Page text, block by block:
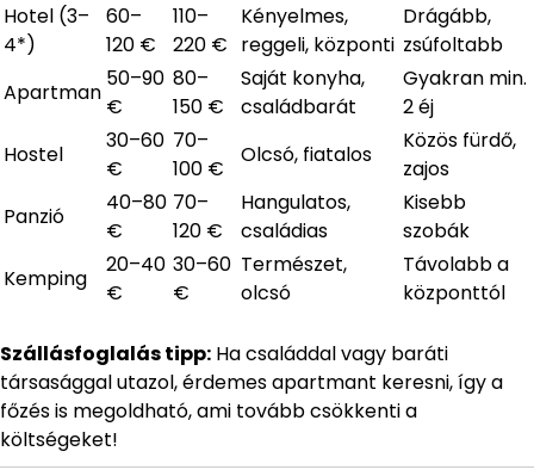
Hotel (3–
4*)
60–
120 €
110–
220 €
Kényelmes,
reggeli, központi
Drágább,
zsúfoltabb
Apartman
50–90
€
80–
150 €
Saját konyha,
családbarát
Gyakran min.
2 éj
Hostel
30–60
€
70–
100 €
Olcsó, fiatalos
Közös fürdő,
zajos
Panzió
40–80
€
70–
120 €
Hangulatos,
családias
Kisebb
szobák
Kemping
20–40
€
30–60
€
Természet,
olcsó
Távolabb a
központtól
Szállásfoglalás tipp: Ha családdal vagy baráti
társasággal utazol, érdemes apartmant keresni, így a
főzés is megoldható, ami tovább csökkenti a
költségeket!